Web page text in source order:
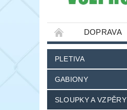
DOPRAVA
PLETIVA
GABIONY
SLOUPKY A VZPĚRY